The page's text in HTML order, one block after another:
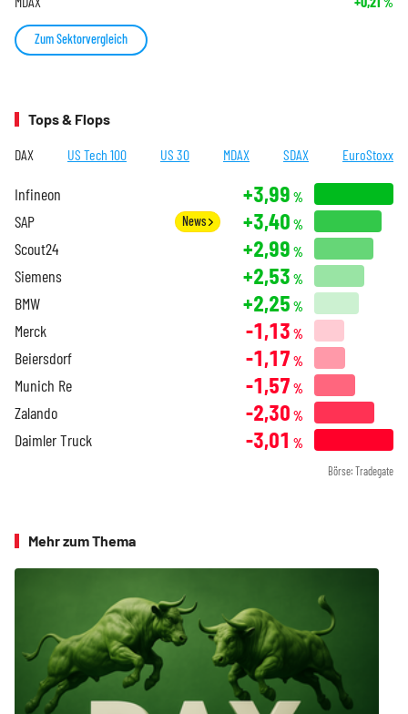
Zum Sektorvergleich
Tops & Flops
DAX US Tech 100 US 30 MDAX SDAX EuroStoxx
Infineon +3,99 %
SAP News +3,40 %
Scout24 +2,99 %
Siemens +2,53 %
BMW +2,25 %
Merck -1,13 %
Beiersdorf -1,17 %
Munich Re -1,57 %
Zalando -2,30 %
Daimler Truck -3,01 %
Börse: Tradegate
Mehr zum Thema